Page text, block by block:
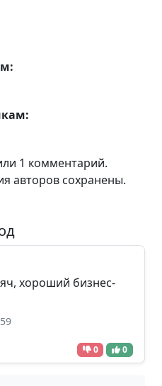
1 комментарий.
авторов сохранены.
хороший бизнес-
0 0